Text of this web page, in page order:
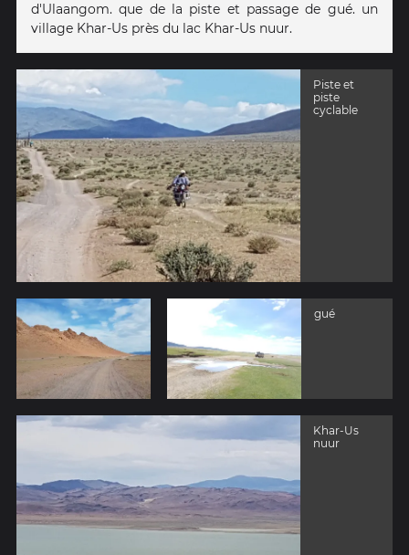
d'Ulaangom. que de la piste et passage de gué. un
village Khar-Us près du lac Khar-Us nuur.
Piste et
piste
cyclable
gué
Khar-Us
nuur